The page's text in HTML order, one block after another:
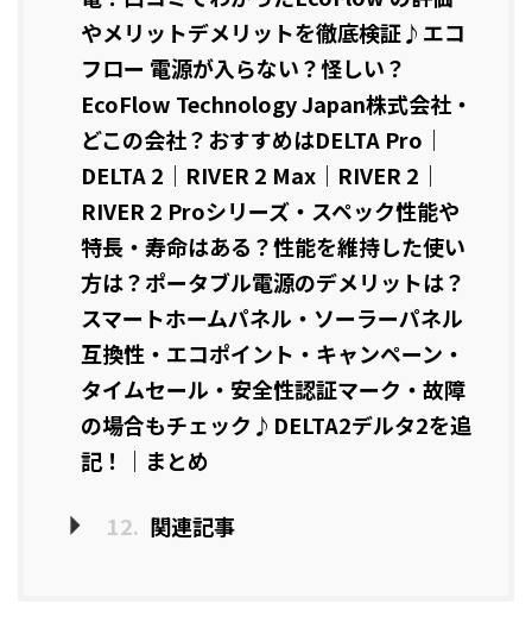
やメリットデメリットを徹底検証♪エコ
フロー 電源が入らない？怪しい？
EcoFlow Technology Japan株式会社・
どこの会社？おすすめはDELTA Pro｜
DELTA 2｜RIVER 2 Max｜RIVER 2｜
RIVER 2 Proシリーズ・スペック性能や
特長・寿命はある？性能を維持した使い
方は？ポータブル電源のデメリットは？
スマートホームパネル・ソーラーパネル
互換性・エコポイント・キャンペーン・
タイムセール・安全性認証マーク・故障
の場合もチェック♪DELTA2デルタ2を追
記！｜まとめ
12. 関連記事